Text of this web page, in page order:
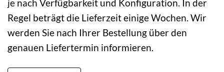
je nach Verfügbarkeit und Konfiguration. In der
Regel beträgt die Lieferzeit einige Wochen. Wir
werden Sie nach Ihrer Bestellung über den
genauen Liefertermin informieren.